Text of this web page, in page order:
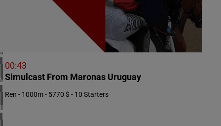
ZUID-AFRIKA
1 meeting(s)
VERENIGD KONINKRIJK
3 meeting(s)
IERLAND
2 meeting(s)
00:43
Simulcast From Maronas Uruguay
Ren - 1000m - 5770 $ - 10 Starters